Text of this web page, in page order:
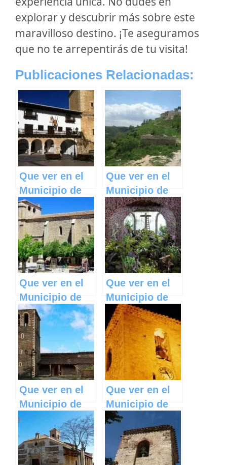
explorar y descubrir más sobre este
maravilloso destino. ¡Te aseguramos
que no te arrepentirás de tu visita!
Publicaciones Relacionadas:
Que ver en el
Municipio de
Tarazona de la
Mancha en
Castilla La
Mancha
Que ver en el
Municipio de
Aldeanueva de
Guadalajara en
Castilla La
Mancha
Que ver en el
Municipio de
Milmarcos en
Castilla La
Mancha
Que ver en el
Municipio de
Piedrabuena en
Castilla La
Mancha
Que ver en el
Municipio de
Campillo de
Ranas en
Castilla La
Mancha
Que ver en el
Municipio de
Aliaguilla en
Castilla La
Mancha